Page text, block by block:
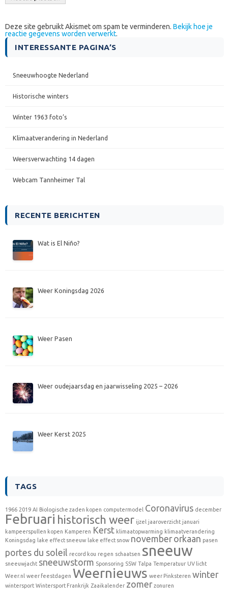
Deze site gebruikt Akismet om spam te verminderen. Bekijk hoe je
reactie gegevens worden verwerkt.
INTERESSANTE PAGINA’S
Sneeuwhoogte Nederland
Historische winters
Winter 1963 foto’s
Klimaatverandering in Nederland
Weersverwachting 14 dagen
Webcam Tannheimer Tal
RECENTE BERICHTEN
Wat is El Niño?
Weer Koningsdag 2026
Weer Pasen
Weer oudejaarsdag en jaarwisseling 2025 – 2026
Weer Kerst 2025
TAGS
1966 2019 AI Biologische zaden kopen computermodel Coronavirus december
Februari historisch weer ijzel jaaroverzicht januari
kampeerspullen kopen Kamperen Kerst klimaatopwarming klimaatverandering
Koningsdag lake effect sneeuw lake effect snow november orkaan pasen
portes du soleil record kou regen schaatsen sneeuw
sneeuwjacht sneeuwstorm Sponsoring SSW Talpa Temperatuur UV licht
Weer.nl weer feestdagen Weernieuws weer Pinksteren winter
wintersport Wintersport Frankrijk Zaaikalender zomer zonuren